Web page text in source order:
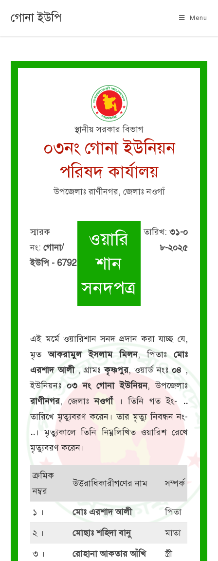
গোনা ইউপি Menu
স্থানীয় সরকার বিভাগ
০৩নং গোনা ইউনিয়ন
পরিষদ কার্যালয়
উপজেলাঃ রাণীনগর, জেলাঃ নওগাঁ
স্মারক
নং:গোনা/
ইউপি - 6792
ওয়ারি
শান
সনদপত্র
তারিখ: ৩১-০
৮-২০২৫
এই মর্মে ওয়ারিশান সনদ প্রদান করা যাচ্ছ যে,
মৃতআকরামুল ইসলাম মিলন, পিতাঃ মোঃ
এরশাদ আলী, গ্রামঃকৃষ্ণপুর, ওয়ার্ড নংঃ০৪ ,
ইউনিয়নঃ০৩ নং গোনা ইউনিয়ন, উপজেলাঃ
রাণীনগর, জেলাঃনওগাঁ। তিনি গত ইং-
..
তারিখে মৃত্যুবরণ করেন। তার মৃত্যু নিবন্ধন নং-
.. । মৃত্যুকালে তিনি নিম্নলিখিত ওয়ারিশ রেখে
মৃত্যুবরণ করেন।
ক্রমিক
নম্বর
উত্তরাধিকারীগণের নাম সম্পর্ক
১ । মোঃ এরশাদ আলী
পিতা
২ ।
মোছাঃ শহিদা বানু
মাতা
৩ ।
রোহানা আকতার আঁখি স্ত্রী